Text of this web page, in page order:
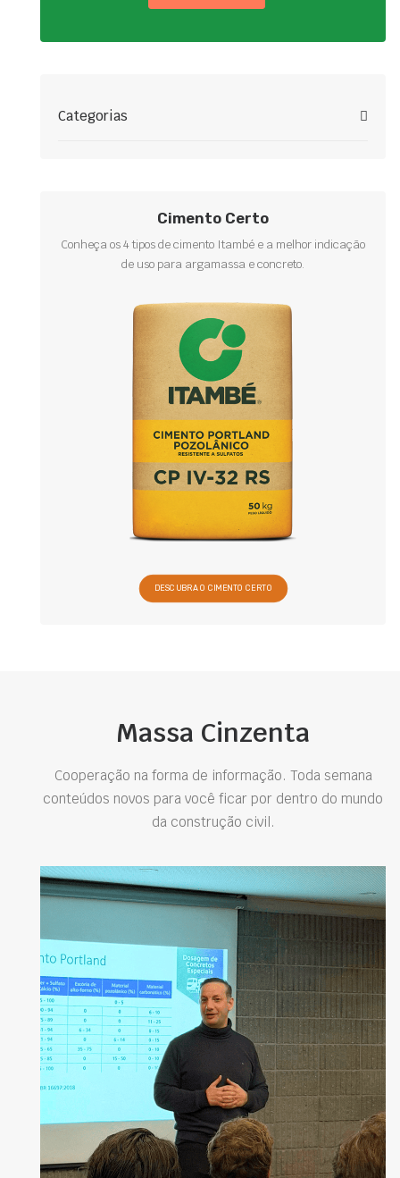
Categorias
Cimento Certo
Conheça os 4 tipos de cimento Itambé e a melhor indicação
de uso para argamassa e concreto.
DESCUBRA O CIMENTO CERTO
Massa Cinzenta
Cooperação na forma de informação. Toda semana
conteúdos novos para você ficar por dentro do mundo
da construção civil.